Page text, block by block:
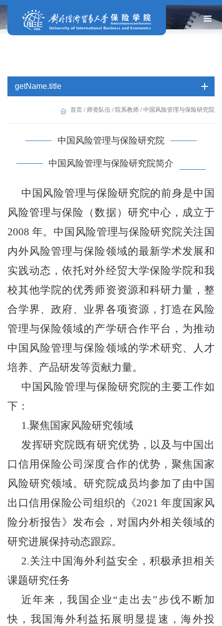
getName.title
首页 / 师资队伍 / 院系教师 / 中国风险管理与保险研究院
中国风险管理与保险研究院
中国风险管理与保险研究院简介
中国风险管理与保险研究院的前身是中国
风险管理与保险（数据）研究中心 ， 成立于
2008 年。中国风险管理与保险研究院关注国
内外风险管理与保险领域的最新学术发展和
实践动态，依托对外经贸大学保险学院和我
校其他学院的优秀师资资源和科研力量，整
合学界、政府、业界各项资源，打造在风险
管理与保险领域的产学研合作平台，为推动
中国风险管理与保险领域的学术研究、人才
培养、产品研发等贡献力量。
中国风险管理与保险研究院的主要工作如
下：
1.聚焦国家风险研究领域
发挥研究院既有研究优势，以及与中国出
口信用保险公司深度合作的优势，聚焦国家
风险研究领域。研究院成员均参加了由中国
出口信用保险公司组织的《2021 年度国家风
险分析报告》发布会，对国内外相关领域的
研究进展保持动态跟踪。
2.关注中国海外利益安全，积极承担相关
课题研究任务
近年来，我国企业“走出去”步伐不断加
快，我国海外利益拓展明显提速，海外投